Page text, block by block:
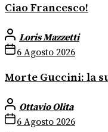
Ciao Francesco!
Loris Mazzetti
6 Agosto 2026
Morte Guccini: la
Ottavio Olita
6 Agosto 2026